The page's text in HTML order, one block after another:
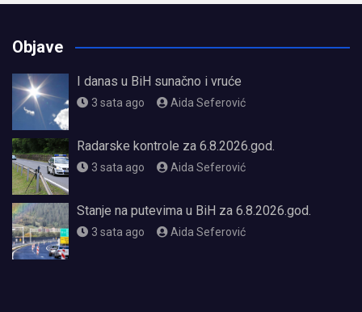
Objave
I danas u BiH sunačno i vruće
3 sata ago Aida Seferović
Radarske kontrole za 6.8.2026.god.
3 sata ago Aida Seferović
Stanje na putevima u BiH za 6.8.2026.god.
3 sata ago Aida Seferović